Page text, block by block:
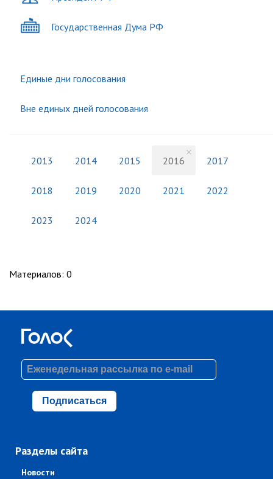
Государственная Дума РФ
Единые дни голосования
Вне единых дней голосования
2013 2014 2015 2016 2017
2018 2019 2020 2021 2022
2023 2024
Материалов: 0
Подписаться
Разделы сайта
Новости